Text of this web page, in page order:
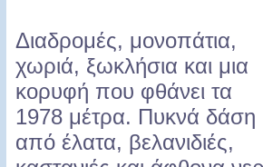
Διαδρομές, μονοπάτια,
χωριά, ξωκλήσια και μια
κορυφή που φθάνει τα
1978 μέτρα. Πυκνά δάση
από έλατα, βελανιδιές,